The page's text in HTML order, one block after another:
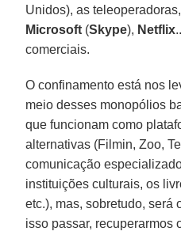
Unidos), as teleoperadoras,
Microsoft (Skype), Netflix
comerciais.
O confinamento está nos
meio desses monopólios
que funcionam como
alternativas (Filmin, Zoo,
comunicação
instituições culturais, os
etc.), mas, sobretudo, será
isso passar, recuperarmos